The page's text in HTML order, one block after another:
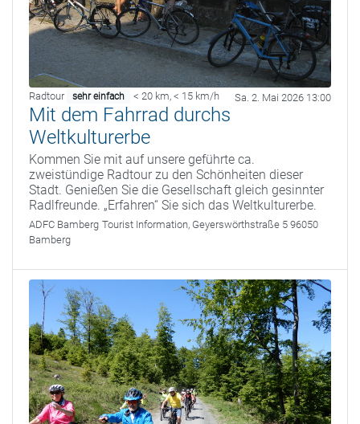
Radtour sehr einfach < 20 km, < 15 km/h Sa. 2. Mai 2026 13:00
Mit dem Fahrrad durchs
Weltkulturerbe
Kommen Sie mit auf unsere geführte ca.
zweistündige Radtour zu den Schönheiten dieser
Stadt. Genießen Sie die Gesellschaft gleich gesinnter
Radlfreunde. „Erfahren“ Sie sich das Weltkulturerbe.
ADFC Bamberg Tourist Information, Geyerswörthstraße 5 96050
Bamberg